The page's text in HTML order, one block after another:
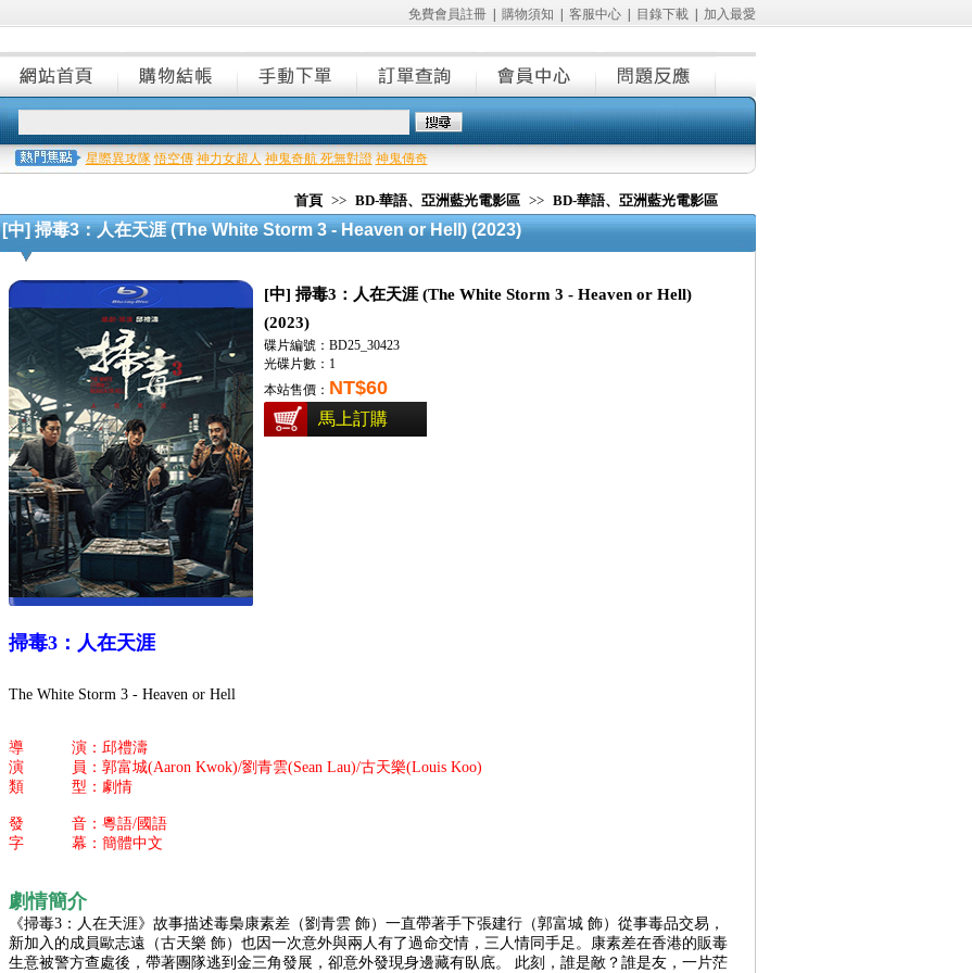
免費會員註冊| 購物須知 客服中心| 目錄下載| 加入最愛
星際異攻隊 悟空傳 神力女超人 神鬼奇航 死無對證 神鬼傳奇
首頁 >> BD-華語、亞洲藍光電影區 >> BD-華語、亞洲藍光電影區
[中] 掃毒3：人在天涯 (The White Storm 3 - Heaven or Hell) (2023)
[中] 掃毒3：人在天涯 (The White Storm 3 - Heaven or Hell)
(2023)
碟片編號：BD25_30423
光碟片數：1
本站售價： NT$60
馬上訂購
掃毒3：人在天涯
The White Storm 3 - Heaven or Hell
導 演：邱禮濤
演 員：郭富城(Aaron Kwok)/劉青雲(Sean Lau)/古天樂(Louis Koo)
類 型：劇情
發 音：粵語/國語
字 幕：簡體中文
劇情簡介
《掃毒3：人在天涯》故事描述毒梟康素差（劉青雲 飾）一直帶著手下張建行（郭富城 飾）從事毒品交易，
新加入的成員歐志遠（古天樂 飾）也因一次意外與兩人有了過命交情，三人情同手足。康素差在香港的販毒
生意被警方查處後，帶著團隊逃到金三角發展，卻意外發現身邊藏有臥底。 此刻，誰是敵？誰是友，一片茫